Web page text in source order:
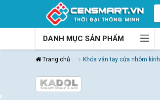
DANH MỤC SẢN PHẨM
Trang chủ Khóa vân tay cửa nhôm kính